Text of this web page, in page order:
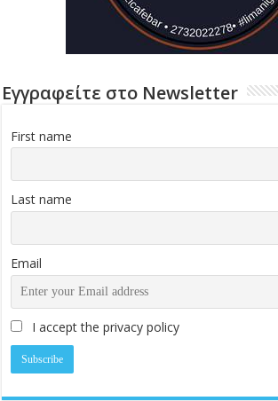
Εγγραφείτε στο Newsletter
First name
Last name
Email
I accept the privacy policy